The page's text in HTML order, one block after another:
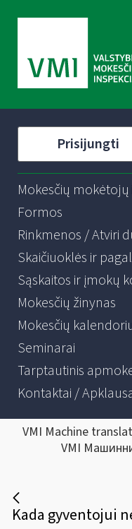
Prisijungti
Mokesčių
Formos
Rinkmenos / Atviri
Skaičiuoklės ir
Sąskaitos ir įmokų
Mokesčių žinynas
Mokesčių
Seminarai
Tarptautinis
Kontaktai /
VMI Machine
VMI